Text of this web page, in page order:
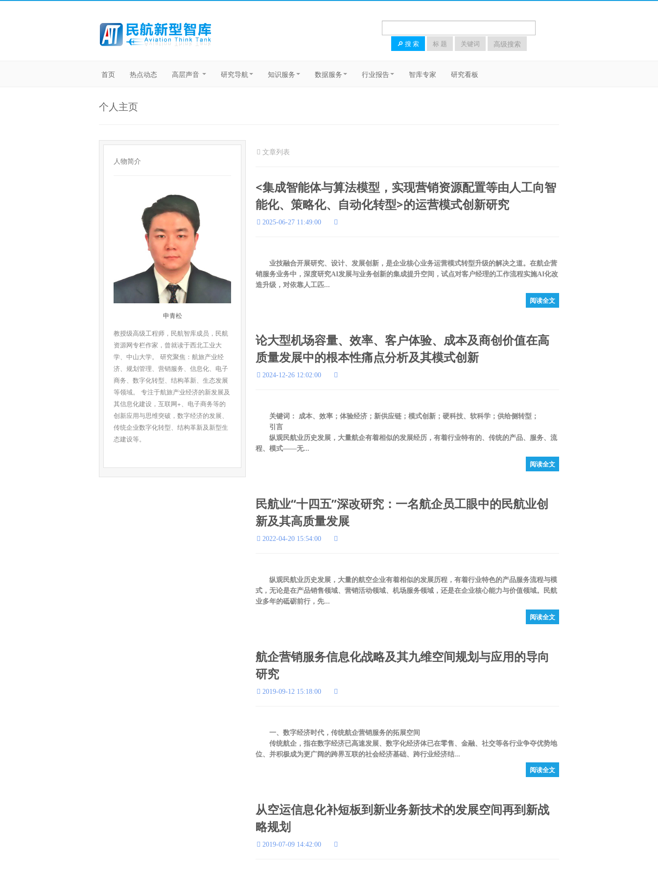
🔎 搜 索 标 题 关键词 高级搜索
首页 热点动态 高层声音 研究导航 知识服务 数据服务 行业报告 智库专家 研究看板
个人主页
人物简介
申青松
教授级高级工程师，民航智库成员，民航
资源网专栏作家，曾就读于西北工业大
学、中山大学。 研究聚焦：航旅产业经
济、规划管理、营销服务、信息化、电子
商务、数字化转型、结构革新、生态发展
等领域。 专注于航旅产业经济的新发展及
其信息化建设，互联网+、电子商务等的
创新应用与思维突破，数字经济的发展、
传统企业数字化转型、结构革新及新型生
态建设等。
文章列表
<集成智能体与算法模型，实现营销资源配置等由人工向智
能化、策略化、自动化转型>的运营模式创新研究
2025-06-27 11:49:00
业技融合开展研究、设计、发展创新，是企业核心业务运营模式转型升级的解决之道。在航企营
销服务业务中，深度研究AI发展与业务创新的集成提升空间，试点对客户经理的工作流程实施AI化改
造升级，对依靠人工匹...
阅读全文
论大型机场容量、效率、客户体验、成本及商创价值在高
质量发展中的根本性痛点分析及其模式创新
2024-12-26 12:02:00
关键词： 成本、效率；体验经济；新供应链；模式创新；硬科技、软科学；供给侧转型；
引言
纵观民航业历史发展，大量航企有着相似的发展经历，有着行业特有的、传统的产品、服务、流
程、模式——无...
阅读全文
民航业“十四五”深改研究：一名航企员工眼中的民航业创
新及其高质量发展
2022-04-20 15:54:00
纵观民航业历史发展，大量的航空企业有着相似的发展历程，有着行业特色的产品服务流程与模
式，无论是在产品销售领域、营销活动领域、机场服务领域，还是在企业核心能力与价值领域。民航
业多年的砥砺前行，先...
阅读全文
航企营销服务信息化战略及其九维空间规划与应用的导向
研究
2019-09-12 15:18:00
一、数字经济时代，传统航企营销服务的拓展空间
传统航企，指在数字经济已高速发展、数字化经济体已在零售、金融、社交等各行业争夺优势地
位、并积极成为更广阔的跨界互联的社会经济基础、跨行业经济结...
阅读全文
从空运信息化补短板到新业务新技术的发展空间再到新战
略规划
2019-07-09 14:42:00